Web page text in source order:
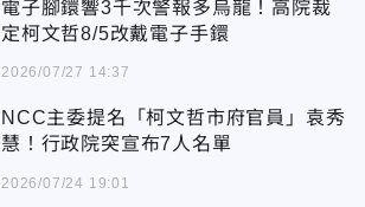
電子腳鐶響3千次警報多烏龍！高院裁
定柯文哲8/5改戴電子手鐶
2026/07/27 14:37
NCC主委提名「柯文哲市府官員」袁秀
慧！行政院突宣布7人名單
2026/07/24 19:01